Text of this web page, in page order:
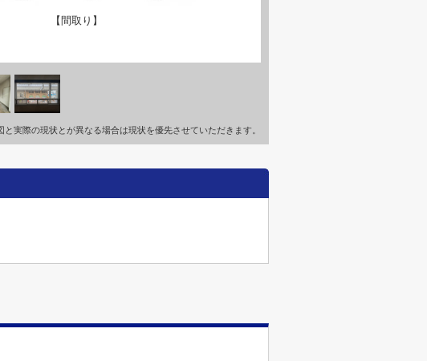
【間取り】
実際の現状とが異なる場合は現状を優先させていただきます。